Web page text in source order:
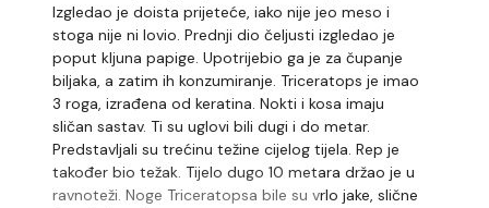
Izgledao je doista prijeteće, iako nije jeo meso i
stoga nije ni lovio. Prednji dio čeljusti izgledao je
poput kljuna papige. Upotrijebio ga je za čupanje
biljaka, a zatim ih konzumiranje. Triceratops je imao
3 roga, izrađena od keratina. Nokti i kosa imaju
sličan sastav. Ti su uglovi bili dugi i do metar.
Predstavljali su trećinu težine cijelog tijela. Rep je
također bio težak. Tijelo dugo 10 metara držao je u
ravnoteži. Noge Triceratopsa bile su vrlo jake, slične